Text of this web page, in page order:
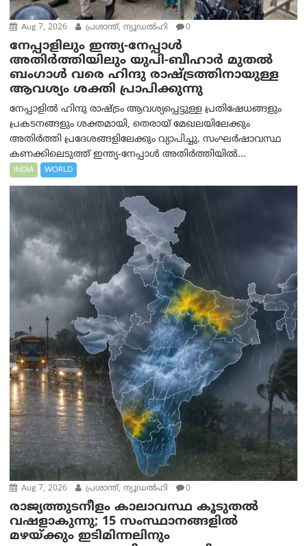
Aug 7, 2026 പ്രശാന്ത്, ന്യൂഡല്‍ഹി 0
നേപ്പാളിലും ഇന്ത്യ-നേപ്പാൾ
അതിർത്തിയിലും യുപി-ബീഹാർ മുതൽ
ബംഗാൾ വരെ ഹിന്ദു രാഷ്ട്രത്തിനായുള്ള
ആവശ്യം ശക്തി പ്രാപിക്കുന്നു
നേപ്പാളിൽ ഹിന്ദു രാഷ്ട്രം ആവശ്യപ്പെട്ടുള്ള പ്രതിഷേധങ്ങളും
പ്രകടനങ്ങളും ശക്തമായി, തെരായ് മേഖലയിലേക്കും
അതിർത്തി പ്രദേശങ്ങളിലേക്കും വ്യാപിച്ചു. സംഘർഷാവസ്ഥ
കണക്കിലെടുത്ത് ഇന്ത്യ-നേപ്പാൾ അതിർത്തിയിൽ...
INDIA WORLD
Aug 7, 2026 പ്രശാന്ത്, ന്യൂഡല്‍ഹി 0
രാജ്യത്തുടനീളം കാലാവസ്ഥ കൂടുതൽ
വഷളാകുന്നു; 15 സംസ്ഥാനങ്ങളിൽ
മഴയ്ക്കും ഇടിമിന്നലിനും